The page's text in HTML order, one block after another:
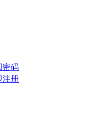
密码
注册